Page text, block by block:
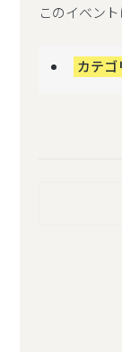
このイベン
カテゴ